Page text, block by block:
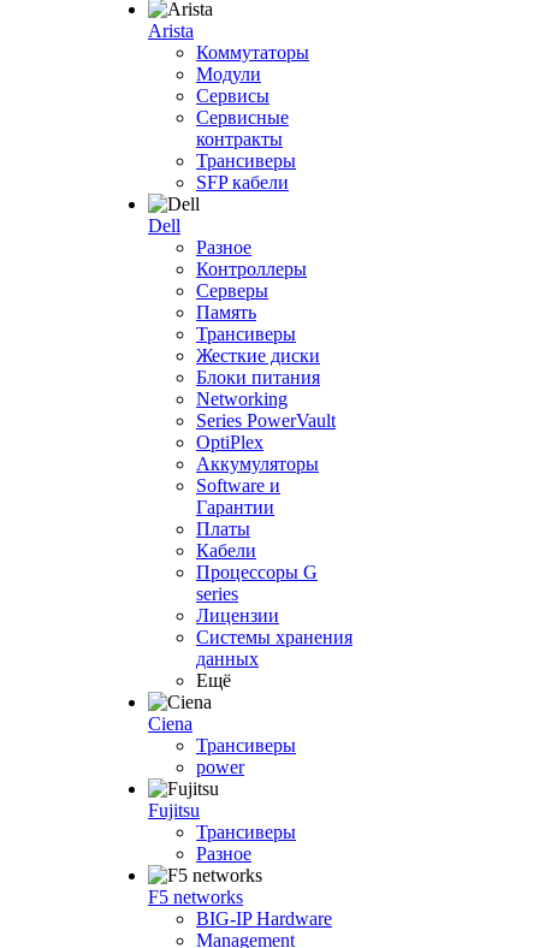
Arista
Коммутаторы
Модули
Сервисы
Сервисные
контракты
Трансиверы
SFP кабели
Dell
Разное
Контроллеры
Серверы
Память
Трансиверы
Жесткие диски
Блоки питания
Networking
Series PowerVault
OptiPlex
Аккумуляторы
Software и
Гарантии
Платы
Кабели
Процессоры G
series
Лицензии
Системы хранения
данных
Ещё
Ciena
Трансиверы
power
Fujitsu
Трансиверы
Разное
F5 networks
BIG-IP Hardware
Management